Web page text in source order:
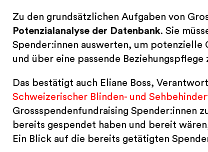
Zu den grundsätzlichen Aufgaben von
Potenzialanalyse der Datenbank. Sie
Spender:innen auswerten, um potenzielle
und über eine passende Beziehungspflege
Das bestätigt auch Eliane Boss,
Schweizerischer Blinden- und
Grossspendenfundraising Spender:innen
bereits gespendet haben und bereit
Ein Blick auf die bereits getätigten